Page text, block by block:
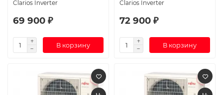
Clarios Inverter
69 900 ₽
В корзину
Clarios Inverter
72 900 ₽
В корзину